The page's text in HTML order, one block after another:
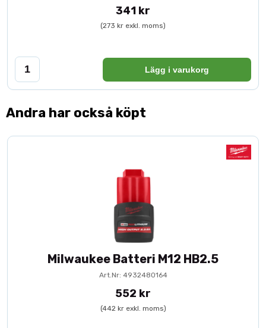
341 kr
(273 kr exkl. moms)
Lägg i varukorg
Andra har också köpt
Milwaukee Batteri M12 HB2.5
Art.Nr: 4932480164
552 kr
(442 kr exkl. moms)